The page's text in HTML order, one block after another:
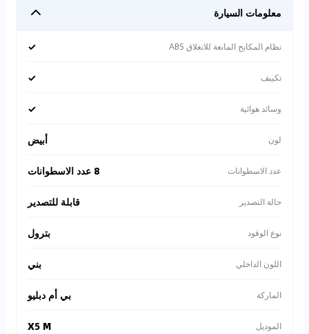
معلومات السيارة
نظام المكابح المانعة للانغلاق ABS ✓
تكييف ✓
وسائد هوائية ✓
لون أبيض
عدد الاسطوانات 8 عدد الاسطوانات
حالة التصدير قابلة للتصدير
نوع الوقود بترول
اللون الداخلي بني
الماركة بي أم دبليو
الموديل X5 M